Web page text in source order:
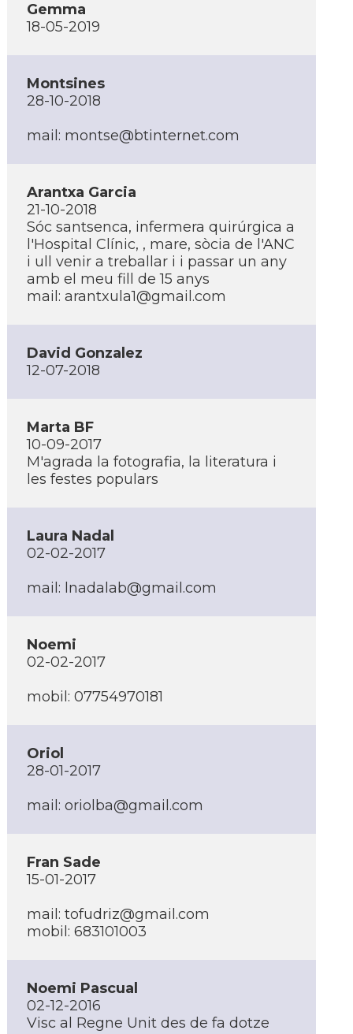
Gemma
18-05-2019
Montsines
28-10-2018
mail: montse@btinternet.com
Arantxa Garcia
21-10-2018
Sóc santsenca, infermera quirúrgica a
l'Hospital Clí­nic, , mare, sòcia de l'ANC
i ull venir a treballar i i passar un any
amb el meu fill de 15 anys
mail: arantxula1@gmail.com
David Gonzalez
12-07-2018
Marta BF
10-09-2017
M'agrada la fotografia, la literatura i
les festes populars
Laura Nadal
02-02-2017
mail: lnadalab@gmail.com
Noemi
02-02-2017
mobil: 07754970181
Oriol
28-01-2017
mail: oriolba@gmail.com
Fran Sade
15-01-2017
mail: tofudriz@gmail.com
mobil: 683101003
Noemi Pascual
02-12-2016
Visc al Regne Unit des de fa dotze